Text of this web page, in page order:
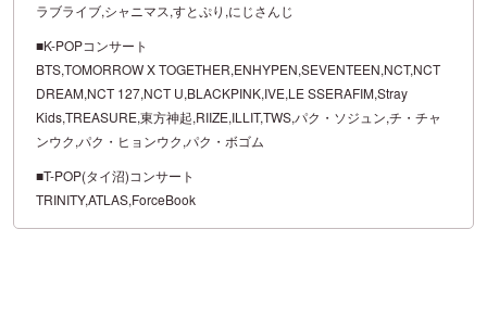
ラブライブ,シャニマス,すとぷり,にじさんじ
■K-POPコンサート
BTS,TOMORROW X TOGETHER,ENHYPEN,SEVENTEEN,NCT,NCT
DREAM,NCT 127,NCT U,BLACKPINK,IVE,LE SSERAFIM,Stray
Kids,TREASURE,東方神起,RIIZE,ILLIT,TWS,パク・ソジュン,チ・チャ
ンウク,パク・ヒョンウク,パク・ボゴム
■T-POP(タイ沼)コンサート
TRINITY,ATLAS,ForceBook